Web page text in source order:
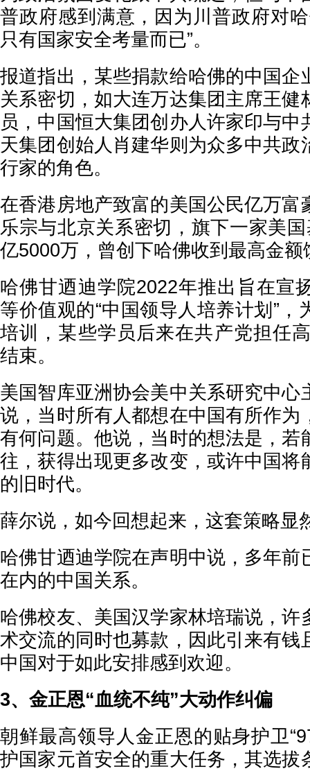
普政府感到满意，因为川普政府对
只有国家安全考量而已”。
报道指出，某些捐款给哈佛的中国企
关系密切，如大连万达集团主席王健
员，中国恒大集团创办人许家印与中
天集团创始人肖建华则为众多中共政
行家的角色。
在香港房地产致富的美国公民亿万富
乐宗与北京关系密切，旗下一家美
亿5000万，曾创下哈佛收到最高金额
哈佛甘迺迪学院2022年推出旨在宣
等价值观的“中国领导人培养计划”，
培训，某些学员后来在共产党担任
结束。
美国智库亚洲协会美中关系研究中心
说，当时所有人都想在中国有所作为
有何问题。他说，当时的想法是，若
往，获得出现更多改变，或许中国将
的旧时代。
薛尔说，如今回想起来，这套策略显
哈佛甘迺迪学院在声明中说，多年前
在内的中国关系。
哈佛校友、美国汉学家林培瑞说，许
术交流的同时也募款，因此引来有钱
中国对于如此安排感到欢迎。
3、金正恩“血统不纯”大动作纠偏
朝鲜最高领导人金正恩的贴身护卫
护国家元首安全的重大任务，其选拔